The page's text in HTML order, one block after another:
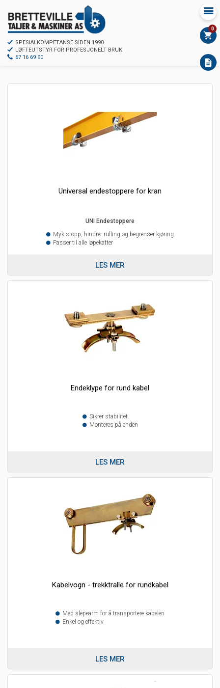
0
SPESIALKOMPETANSE SIDEN 1990
LØFTEUTSTYR FOR PROFESJONELT BRUK
67 16 69 90
Universal endestoppere for kran
UNI Endestoppere
Myk stopp, hindrer rulling og begrenser kjøring
Passer til alle løpekatter
LES MER
Endeklype for rund kabel
Sikrer stabilitet
Monteres på enden
LES MER
Kabelvogn - trekktralle for rundkabel
Med slepearm for å transportere kabelen
Enkel og effektiv
LES MER